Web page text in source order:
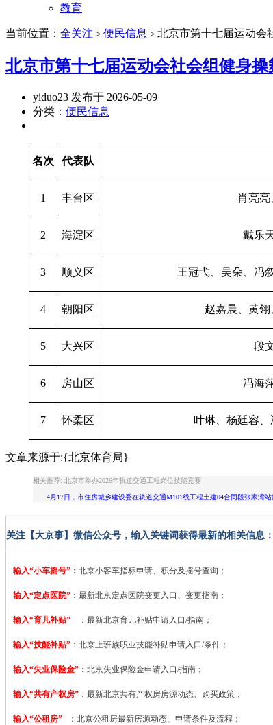
教育
当前位置： 全关注 > 便民信息 > 北京市第十七届运动会
北京市第十七届运动会社会组健身
yiduo23 发布于 2026-05-09
分类： 便民信息
名次 代表队
1 丰台区 肖亮
2 海淀区 戴乐
3 顺义区 王冠弋、吴朵、冯
4 朝阳区 赵嘉晨、黄
5 大兴区 段
6 房山区 冯海
7 怀柔区 叶琳、杨廷容
文章来源于:{北京体育局}
相关推荐: 北京市举办2026年轨道交通工程岗位技能竞赛
4月17日，市住房城乡建设委在轨道交通M101线工程土建04合同段张家湾站
关注【大京事】微信公众号，输入关键词获得最新的相关信息：
输入“小车摇号” ： 北京小客车指标申请、积分及摇号查询；
输入“定点医院” ： 最新北京定点医院变更入口、变更指南；
输入“育儿补贴” ：最新北京育儿补贴申请入口/指南；
输入“技能补贴” ： 北京上班族职业技能补贴申请入口/条件；
输入“失业保险金” ：北京失业保险金申请入口/指南；
输入“共有产权房” ：最新北京共有产权房房源动态、购买政策；
输入“公租房” ：北京公租房最新房源动态、申请条件及流程；